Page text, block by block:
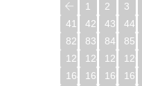
1 2 3
41
42 43 44
82
83 84 85
123
124 125 126
164
165 166 167